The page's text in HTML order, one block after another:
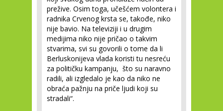
prežive. Osim toga, učešćem volontera i
radnika Crvenog krsta se, takođe, niko
nije bavio. Na televiziji i u drugim
medijima niko nije pričao o takvim
stvarima, svi su govorili o tome da li
Berluskonijeva vlada koristi tu nesreću
za političku kampanju, što su naravno
radili, ali izgledalo je kao da niko ne
obraća pažnju na priče ljudi koji su
stradali“.